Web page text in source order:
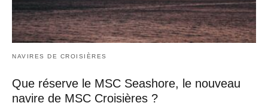
NAVIRES DE CROISIÈRES
Que réserve le MSC Seashore, le nouveau
navire de MSC Croisières ?